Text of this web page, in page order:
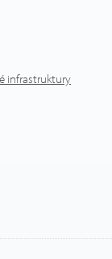
infrastruktury